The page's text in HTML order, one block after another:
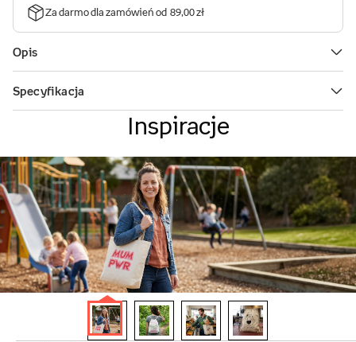
Inspiracje